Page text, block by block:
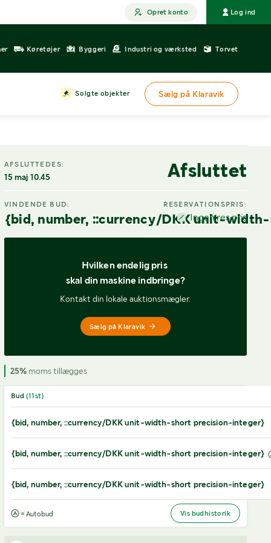
Opret konto Log ind
Køretøjer Byggeri Industri og værksted Torvet
Solgte objekter Sælg på Klaravik
AFSLUTTEDES:
15 maj 10.45 Afsluttet
VINDENDE BUD:
{bid, number, ::currency/DKK unit-
RESERVATIONSPRIS:
Ingen res.pris
Hvilken endelig pris
skal din maskine indbringe?
Kontakt din lokale auktionsmægler.
Sælg på Klaravik
25%moms tillægges
Bud (11st)
{bid, number, ::currency/DKK unit-width-short precision-integer}
{bid, number, ::currency/DKK unit-width-short precision-integer}
{bid, number, ::currency/DKK unit-width-short precision-integer}
= Autobud Vis budhistorik